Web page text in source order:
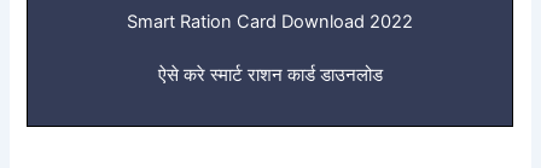
Smart Ration Card Download 2022
ऐसे करे स्मार्ट राशन कार्ड डाउनलोड